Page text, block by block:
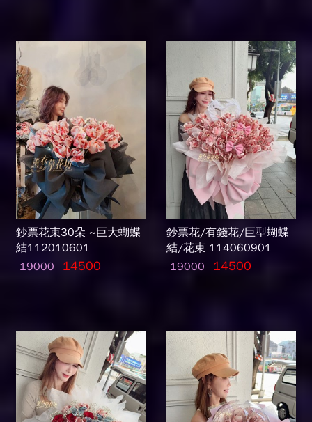
鈔票花束30朵 ~巨大蝴蝶
結112010601
19000
14500
鈔票花/有錢花/巨型蝴蝶
結/花束 114060901
19000
14500